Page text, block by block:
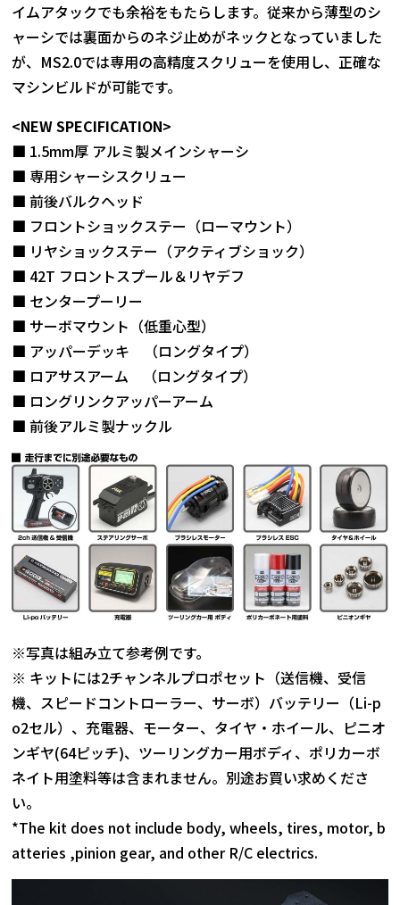
イムアタックでも余裕をもたらします。従来から薄型のシ
ャーシでは裏面からのネジ止めがネックとなっていました
が、MS2.0では専用の高精度スクリューを使用し、正確な
マシンビルドが可能です。
<NEW SPECIFICATION>
■ 1.5mm厚 アルミ製メインシャーシ
■ 専用シャーシスクリュー
■ 前後バルクヘッド
■ フロントショックステー（ローマウント）
■ リヤショックステー（アクティブショック）
■ 42T フロントスプール＆リヤデフ
■ センタープーリー
■ サーボマウント（低重心型）
■ アッパーデッキ （ロングタイプ）
■ ロアサスアーム （ロングタイプ）
■ ロングリンクアッパーアーム
■ 前後アルミ製ナックル
※写真は組み立て参考例です。
※ キットには2チャンネルプロポセット（送信機、受信
機、スピードコントローラー、サーボ）バッテリー（Li-p
o2セル）、充電器、モーター、タイヤ・ホイール、ピニオ
ンギヤ(64ピッチ)、ツーリングカー用ボディ、ポリカーボ
ネイト用塗料等は含まれません。別途お買い求めくださ
い。
*The kit does not include body, wheels, tires, motor, b
atteries ,pinion gear, and other R/C electrics.